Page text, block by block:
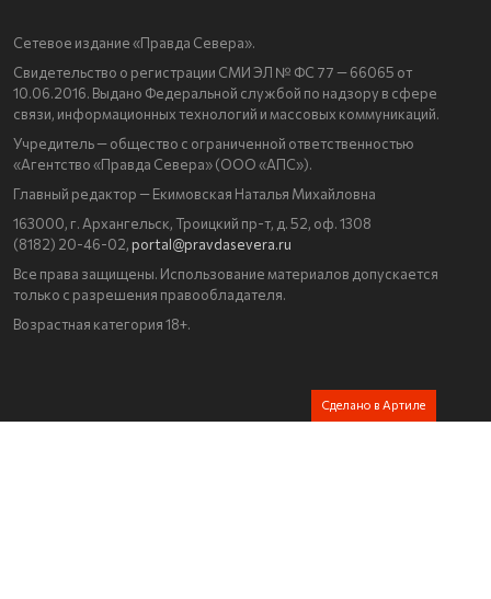
Сетевое издание «Правда Севера».
Свидетельство о регистрации СМИ ЭЛ № ФС 77 — 66065 от
10.06.2016. Выдано Федеральной службой по надзору в сфере
связи, информационных технологий и массовых коммуникаций.
Учредитель — общество с ограниченной ответственностью
«Агентство «Правда Севера» (ООО «АПС»).
Главный редактор — Екимовская Наталья Михайловна
163000, г. Архангельск, Троицкий пр-т, д. 52, оф. 1308
(8182) 20-46-02, portal@pravdasevera.ru
Все права защищены. Использование материалов допускается
только с разрешения правообладателя.
Возрастная категория 18+.
Сделано в Артиле